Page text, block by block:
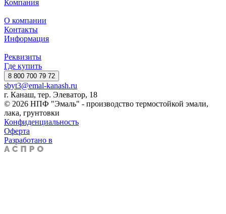
Компания
О компании
Контакты
Информация
Реквизиты
Где купить
8 800 700 79 72
sbyt3@emal-kanash.ru
г. Канаш, тер. Элеватор, 18
© 2026 НПФ "Эмаль" - производство термостойкой эмали,
лака, грунтовки
Конфиденциальность
Оферта
Разработано в